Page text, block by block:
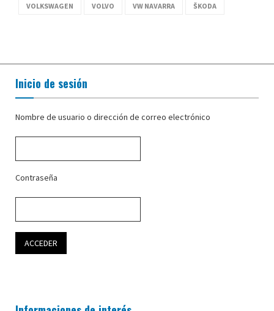
VOLKSWAGEN VOLVO VW NAVARRA ŠKODA
Inicio de sesión
Nombre de usuario o dirección de correo electrónico
Contraseña